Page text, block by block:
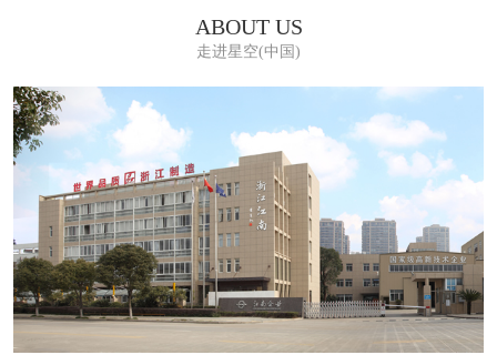
ABOUT US
走进星空(中国)